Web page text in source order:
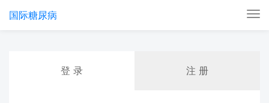
国际糖尿病
登 录 注 册